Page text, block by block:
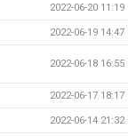
2022-06-20 11:19
2022-06-19 14:47
2022-06-18 16:55
2022-06-17 18:17
2022-06-14 21:32